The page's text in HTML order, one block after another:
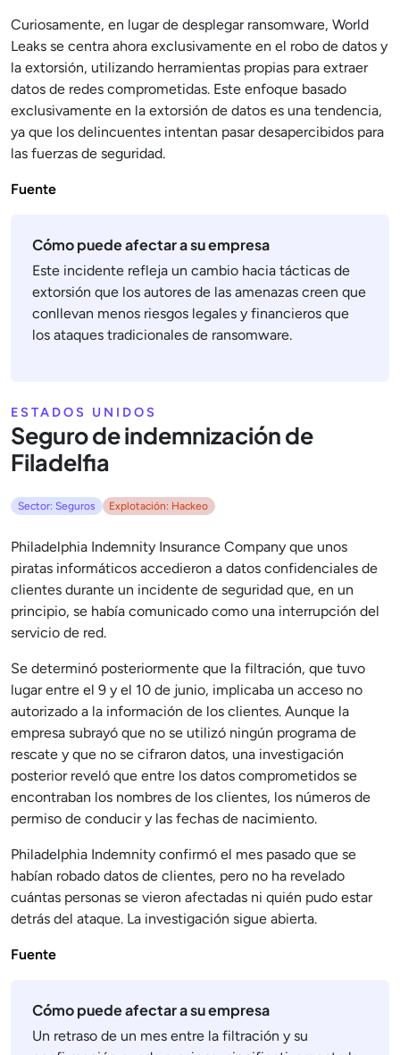
Curiosamente, en lugar de desplegar ransomware, World
Leaks se centra ahora exclusivamente en el robo de datos y
la extorsión, utilizando herramientas propias para extraer
datos de redes comprometidas. Este enfoque basado
exclusivamente en la extorsión de datos es una tendencia,
ya que los delincuentes intentan pasar desapercibidos para
las fuerzas de seguridad.
Fuente
Cómo puede afectar a su empresa
Este incidente refleja un cambio hacia tácticas de
extorsión que los autores de las amenazas creen que
conllevan menos riesgos legales y financieros que
los ataques tradicionales de ransomware.
ESTADOS UNIDOS
Seguro de indemnización de
Filadelfia
Sector: Seguros Explotación: Hackeo
Philadelphia Indemnity Insurance Company que unos
piratas informáticos accedieron a datos confidenciales de
clientes durante un incidente de seguridad que, en un
principio, se había comunicado como una interrupción del
servicio de red.
Se determinó posteriormente que la filtración, que tuvo
lugar entre el 9 y el 10 de junio, implicaba un acceso no
autorizado a la información de los clientes. Aunque la
empresa subrayó que no se utilizó ningún programa de
rescate y que no se cifraron datos, una investigación
posterior reveló que entre los datos comprometidos se
encontraban los nombres de los clientes, los números de
permiso de conducir y las fechas de nacimiento.
Philadelphia Indemnity confirmó el mes pasado que se
habían robado datos de clientes, pero no ha revelado
cuántas personas se vieron afectadas ni quién pudo estar
detrás del ataque. La investigación sigue abierta.
Fuente
Cómo puede afectar a su empresa
Un retraso de un mes entre la filtración y su